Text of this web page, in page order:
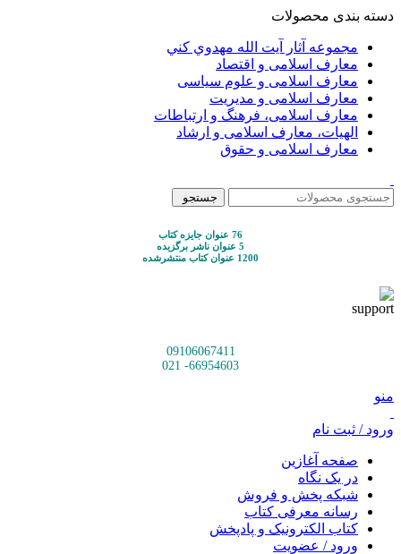
دسته بندی محصولات
مجموعه آثار آيت الله مهدوي كني
معارف اسلامی و اقتصاد
معارف اسلامی و علوم سیاسی
معارف اسلامی و مدیریت
معارف اسلامی، فرهنگ و ارتباطات
الهیات، معارف اسلامی و ارشاد
معارف اسلامی و حقوق
جستجو
76 عنوان جایزه کتاب
5 عنوان ناشر برگزیده
1200 عنوان کتاب منتشرشده
09106067411
66954603- 021
منو
ورود / ثبت نام
صفحه آغازین
در یک نگاه
شبکه پخش و فروش
رسانه معرفی کتاب
کتاب الکترونیک و پادپخش
ورود / عضویت